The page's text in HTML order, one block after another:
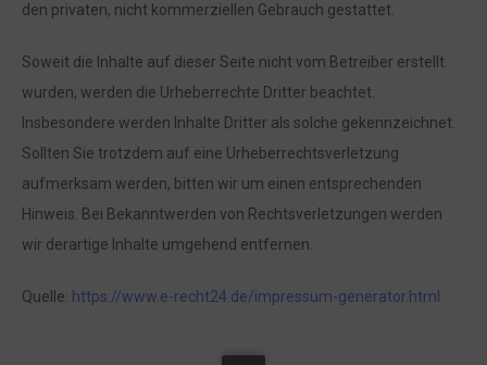
den privaten, nicht kommerziellen Gebrauch gestattet.
Soweit die Inhalte auf dieser Seite nicht vom Betreiber erstellt
wurden, werden die Urheberrechte Dritter beachtet.
Insbesondere werden Inhalte Dritter als solche gekennzeichnet.
Sollten Sie trotzdem auf eine Urheberrechtsverletzung
aufmerksam werden, bitten wir um einen entsprechenden
Hinweis. Bei Bekanntwerden von Rechtsverletzungen werden
wir derartige Inhalte umgehend entfernen.
Quelle: https://www.e-recht24.de/impressum-generator.html